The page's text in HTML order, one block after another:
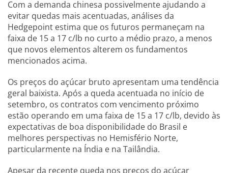
Com a demanda chinesa possivelmente ajudando a
evitar quedas mais acentuadas, análises da
Hedgepoint estima que os futuros permaneçam na
faixa de 15 a 17 c/lb no curto a médio prazo, a menos
que novos elementos alterem os fundamentos
mencionados acima.
Os preços do açúcar bruto apresentam uma tendência
geral baixista. Após a queda acentuada no início de
setembro, os contratos com vencimento próximo
estão operando em uma faixa de 15 a 17 c/lb, devido às
expectativas de boa disponibilidade do Brasil e
melhores perspectivas no Hemisfério Norte,
particularmente na Índia e na Tailândia.
Apesar da recente queda nos preços do açúcar